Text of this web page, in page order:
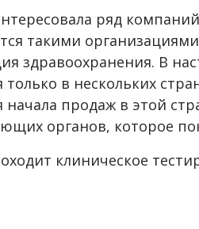
ряд
такими
здравоохранения. В
только в нескольких
продаж в этой
органов, которое
клиническое